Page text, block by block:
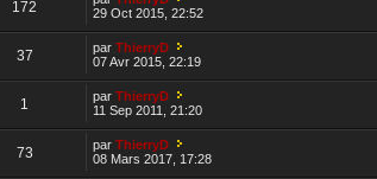
172
29 Oct 2015, 22:52
37 parThierryD
07 Avr 2015, 22:19
1 parThierryD
11 Sep 2011, 21:20
73 parThierryD
08 Mars 2017, 17:28